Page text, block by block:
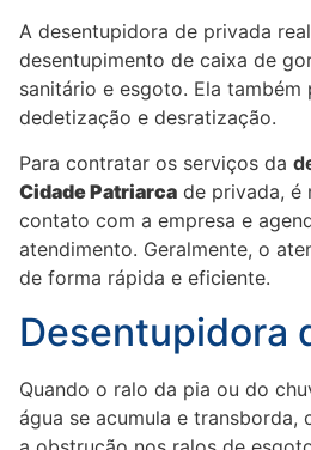
A desentupidora de privada
desentupimento de caixa de
sanitário e esgoto. Ela também
dedetização e desratização.
Para contratar os serviços da
Cidade Patriarca de privada, é
contato com a empresa e
atendimento. Geralmente, o
de forma rápida e eficiente.
Desentupidora
Quando o ralo da pia ou do
água se acumula e transborda,